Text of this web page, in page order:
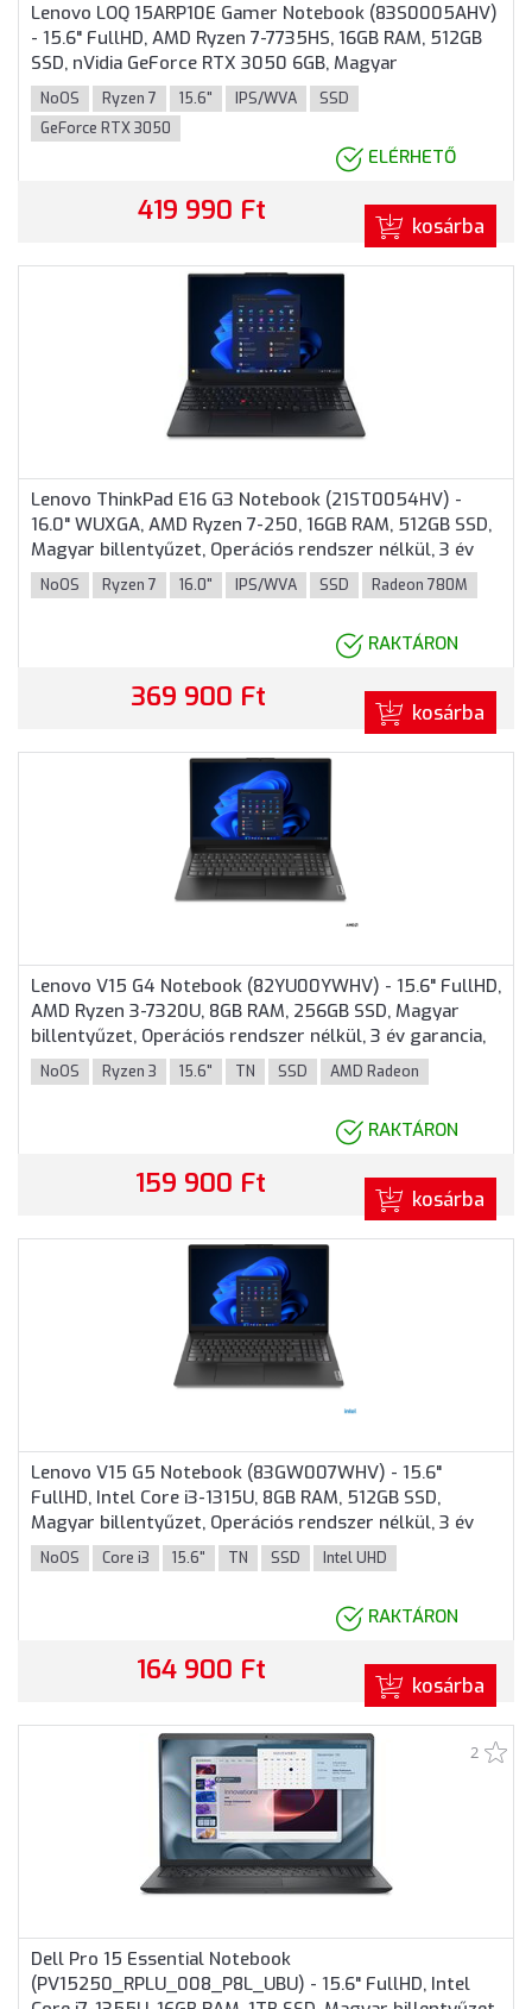
Lenovo LOQ 15ARP10E Gamer Notebook (83S0005AHV)
- 15.6" FullHD, AMD Ryzen 7-7735HS, 16GB RAM, 512GB
SSD, nVidia GeForce RTX 3050 6GB, Magyar
billentyűzet, Operációs rendszer nélkül, 3 év garancia,
Szürke színben
NoOS Ryzen 7 15.6" IPS/WVA
SSD
GeForce RTX 3050
ELÉRHETŐ
419 990 Ft kosárba
Lenovo ThinkPad E16 G3 Notebook (21ST0054HV) -
16.0" WUXGA, AMD Ryzen 7-250, 16GB RAM, 512GB SSD,
Magyar billentyűzet, Operációs rendszer nélkül, 3 év
garancia, Fekete színben
NoOS Ryzen 7 16.0" IPS/WVA SSD Radeon 780M
RAKTÁRON
369 900 Ft kosárba
Lenovo V15 G4 Notebook (82YU00YWHV) - 15.6" FullHD,
AMD Ryzen 3-7320U, 8GB RAM, 256GB SSD, Magyar
billentyűzet, Operációs rendszer nélkül, 3 év garancia,
Fekete színben
NoOS Ryzen 3 15.6" TN SSD AMD Radeon
RAKTÁRON
159 900 Ft kosárba
Lenovo V15 G5 Notebook (83GW007WHV) - 15.6"
FullHD, Intel Core i3-1315U, 8GB RAM, 512GB SSD,
Magyar billentyűzet, Operációs rendszer nélkül, 3 év
garancia, Fekete színben
NoOS Core i3 15.6" TN SSD Intel UHD
RAKTÁRON
164 900 Ft kosárba
2
Dell Pro 15 Essential Notebook
(PV15250_RPLU_008_P8L_UBU) - 15.6" FullHD, Intel